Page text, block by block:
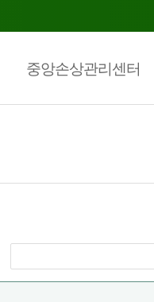
중앙손상관리센터